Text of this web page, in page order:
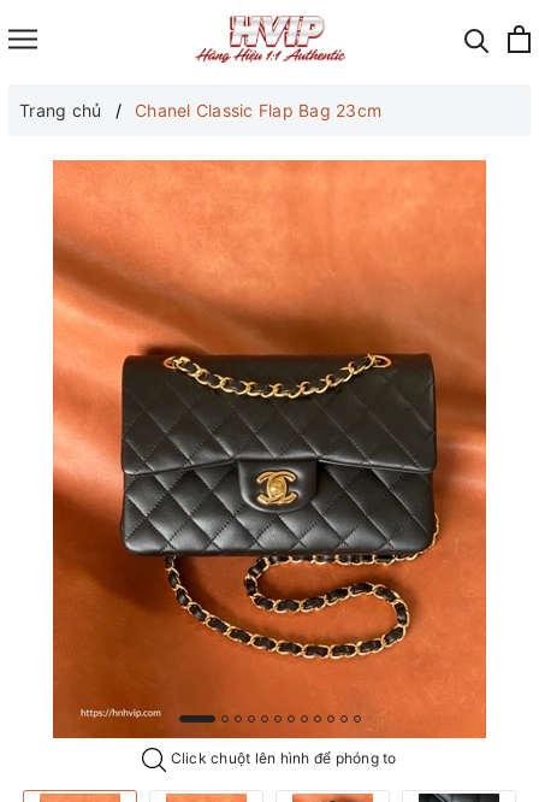
Trang chủ Chanel Classic Flap Bag 23cm
Click chuột lên hình để phóng to